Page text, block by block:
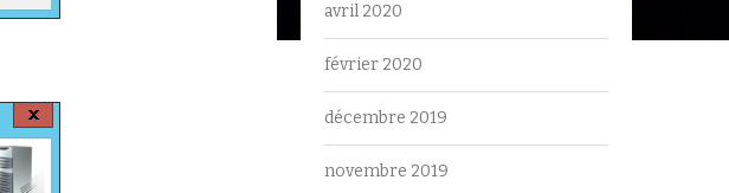
avril 2020
février 2020
décembre 2019
novembre 2019